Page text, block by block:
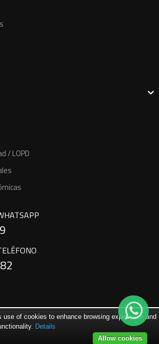
/ LOPD
use of cookies to enhance browsing experience and
Details
Allow cookies